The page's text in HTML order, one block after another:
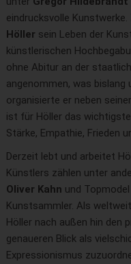
eindrucksvolle
Höller sein Leben der
künstlerischen
ohne Abitur an der
angenommen, was bislang
organisierte er neben
ist für Höller das
Stärke, Empathie, Frieden
Derzeit lebt und arbeitet
Künstlers zählen unter
Oliver Kahn und Topmodel
Kunstsammler. Als
Höller nach außen hin den
genaueren Blick als
Expressionismus